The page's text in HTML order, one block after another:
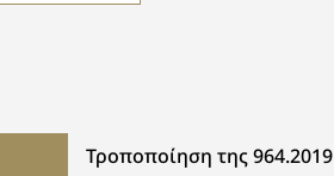
Τροποποίηση της 964.2019